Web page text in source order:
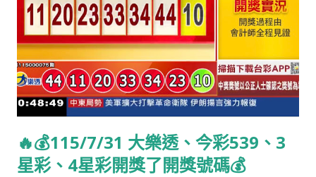
🔥💰115/7/31 大樂透、今彩539、3
星彩、4星彩開獎了開獎號碼💰